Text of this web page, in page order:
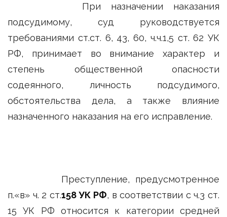
При назначении наказания
подсудимому, суд руководствуется
требованиями ст.ст. 6, 43, 60, ч.ч.1,5 ст. 62 УК
РФ, принимает во внимание характер и
степень общественной опасности
содеянного, личность подсудимого,
обстоятельства дела, а также влияние
назначенного наказания на его исправление.
Преступление, предусмотренное
п.«в» ч. 2 ст.158 УК РФ, в соответствии с ч.3 ст.
15 УК РФ относится к категории средней